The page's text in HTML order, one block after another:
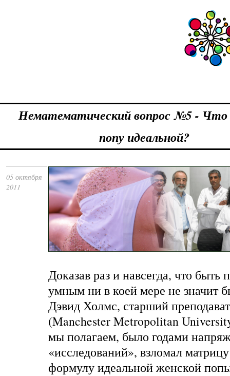
Нематематический вопрос №5 - Что
попу идеальной?
05 октября
2011
Доказав раз и навсегда, что быть
умным ни в коей мере не значит
Дэвид Холмс, старший
(Manchester Metropolitan
мы полагаем, было годами
«исследований», взломал
формулу идеальной женской